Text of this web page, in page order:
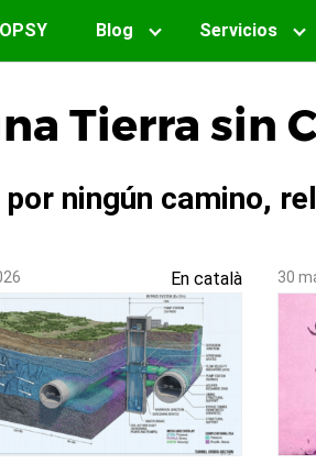
Blog Servicios
Tierra sin
ningún camino,
En català 30